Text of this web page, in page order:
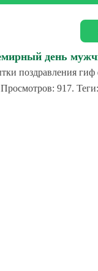
день
поздравления
917. Теги: